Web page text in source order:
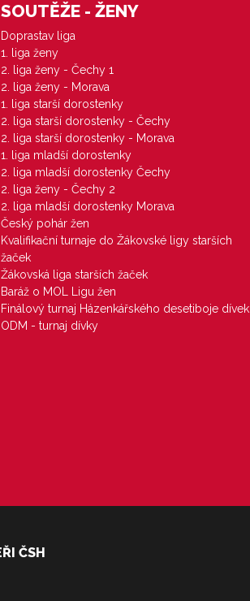
SOUTĚŽE - ŽENY
Doprastav liga
1. liga ženy
2. liga ženy - Čechy 1
2. liga ženy - Morava
1. liga starší dorostenky
2. liga starší dorostenky - Čechy
2. liga starší dorostenky - Morava
1. liga mladší dorostenky
2. liga mladší dorostenky Čechy
2. liga ženy - Čechy 2
2. liga mladší dorostenky Morava
Český pohár žen
Kvalifikační turnaje do Žákovské ligy starších
žaček
Žákovská liga starších žaček
Baráž o MOL Ligu žen
Finálový turnaj Házenkářského desetiboje dívek
ODM - turnaj dívky
ČSH